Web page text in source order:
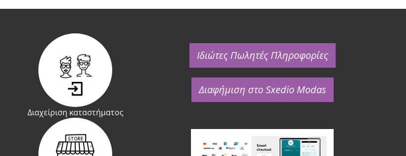
Διαχείριση καταστήματος
Ιδιώτες Πωλητές Πληροφορίες
Διαφήμιση στο Sxedio Modas